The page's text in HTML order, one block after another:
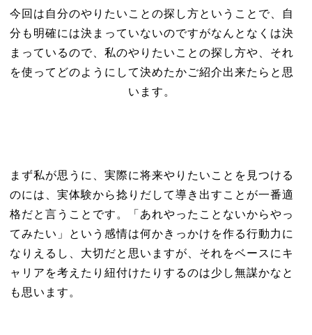
今回は自分のやりたいことの探し方ということで、自
分も明確には決まっていないのですがなんとなくは決
まっているので、私のやりたいことの探し方や、それ
を使ってどのようにして決めたかご紹介出来たらと思
います。
まず私が思うに、実際に将来やりたいことを見つける
のには、実体験から捻りだして導き出すことが一番適
格だと言うことです。「あれやったことないからやっ
てみたい」という感情は何かきっかけを作る行動力に
なりえるし、大切だと思いますが、それをベースにキ
ャリアを考えたり紐付けたりするのは少し無謀かなと
も思います。